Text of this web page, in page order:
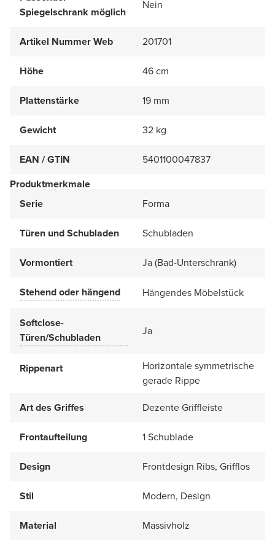
Spiegelschrank möglich
Nein
Artikel Nummer Web 201701
Höhe 46 cm
Plattenstärke 19 mm
Gewicht 32 kg
EAN / GTIN
5401100047837
Produktmerkmale
Serie
Forma
Türen und Schubladen Schubladen
Vormontiert Ja (Bad-Unterschrank)
Stehend oder hängend Hängendes Möbelstück
Softclose-
Türen/Schubladen
Ja
Rippenart
Horizontale symmetrische
gerade Rippe
Art des Griffes
Dezente Griffleiste
Frontaufteilung 1 Schublade
Design Frontdesign Ribs, Grifflos
Stil Modern, Design
Material Massivholz